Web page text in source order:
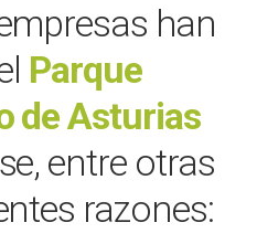
han
Parque
de Asturias
entre otras
razones: